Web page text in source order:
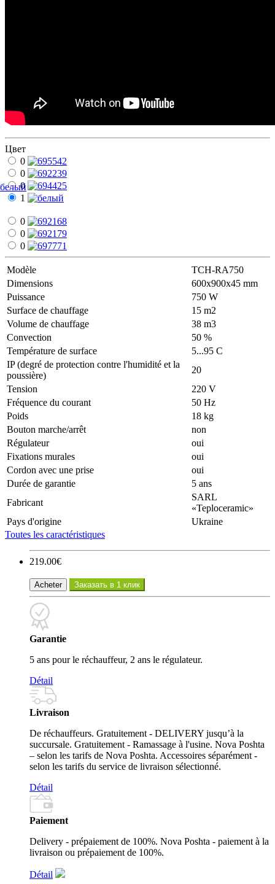
Цвет
0
0
0
1
белый
0
0
0
Modèle
TCH-RA750
Dimensions
600х900х45 mm
Puissance
750 W
Surface de chauffage
15 m2
Volume de chauffage
38 m3
Convection
50 %
Température de surface
5...95 С
IP (degré de protection contre l'humidité et la
poussière)
20
Tension
220 V
Fréquence du courant
50 Hz
Poids
18 kg
Bouton marche/arrêt
non
Régulateur
oui
Fixations murales
oui
Cordon avec une prise
oui
Durée de garantie
5 ans
Fabricant
SARL
«Teploceramic»
Pays d'origine
Ukraine
Toutes les caractéristiques
219.00€
Acheter Заказать в 1 клик
Garantie
5 ans pour le réchauffeur, 2 ans le régulateur.
Détail
Livraison
De réchauffeurs. Gratuitement - DELIVERY jusqu’à la
succursale. Gratuitement - Ramassage à l'usine. Nova Poshta
– selon les tarifs de Nova Poshta. Accessoires séparément -
selon les tarifs du service de livraison sélectionné.
Détail
Paiement
Delivery - prépaiement de 100%. Nova Poshta - paiement à la
livraison ou prépaiement de 100%.
Détail